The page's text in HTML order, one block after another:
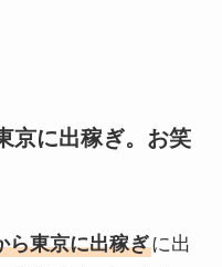
京に出稼ぎ。お笑
ら東京に出稼ぎに出